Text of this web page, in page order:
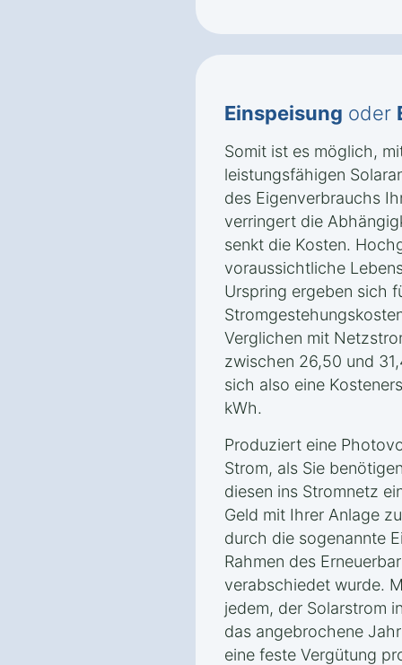
Einspeisung oder
Somit ist es möglich,
leistungsfähigen
des Eigenverbrauchs
verringert die
senkt die Kosten.
voraussichtliche
Urspring ergeben sich
Verglichen mit
zwischen 26,50 und
sich also eine
kWh.
Produziert eine
Strom, als Sie
diesen ins Stromnetz
Geld mit Ihrer Anlage
durch die sogenannte
Rahmen des
verabschiedet wurde.
jedem, der Solarstrom
das angebrochene
eine feste Vergütung